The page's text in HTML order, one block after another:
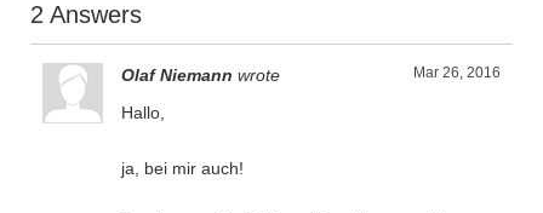
2 Answers
Mar 26, 2016
Olaf Niemann wrote
Hallo,
ja, bei mir auch!